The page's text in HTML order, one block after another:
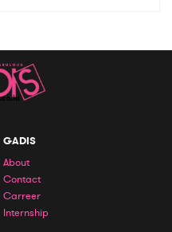
GADIS
About
Contact
Carreer
Internship